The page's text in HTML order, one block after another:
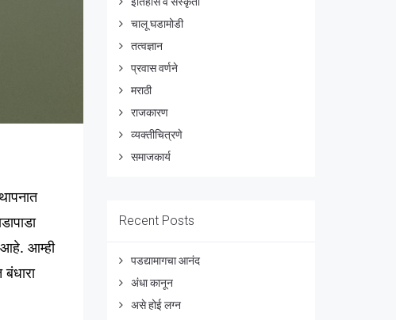
आहे. आम्ही
बंधारा
चालू घडामोडी
तत्वज्ञान
प्रवास वर्णने
मराठी
राजकारण
व्यक्तीचित्रणे
समाजकार्य
Recent Posts
पडद्यामागचा आनंद
अंधा कानून
असे होई लग्न